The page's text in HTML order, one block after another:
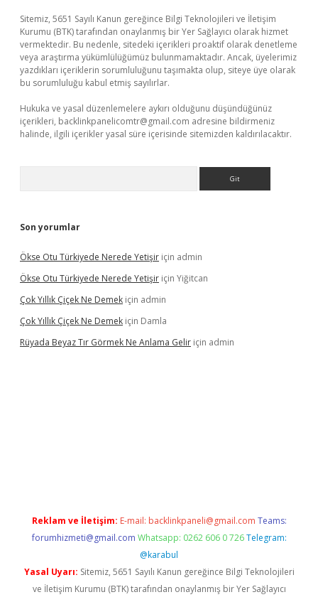
Sitemiz, 5651 Sayılı Kanun gereğince Bilgi Teknolojileri ve İletişim
Kurumu (BTK) tarafından onaylanmış bir Yer Sağlayıcı olarak hizmet
vermektedir. Bu nedenle, sitedeki içerikleri proaktif olarak denetleme
veya araştırma yükümlülüğümüz bulunmamaktadır. Ancak, üyelerimiz
yazdıkları içeriklerin sorumluluğunu taşımakta olup, siteye üye olarak
bu sorumluluğu kabul etmiş sayılırlar.
Hukuka ve yasal düzenlemelere aykırı olduğunu düşündüğünüz
içerikleri, backlinkpanelicomtr@gmail.com adresine bildirmeniz
halinde, ilgili içerikler yasal süre içerisinde sitemizden kaldırılacaktır.
Son yorumlar
Ökse Otu Türkiyede Nerede Yetişir için admin
Ökse Otu Türkiyede Nerede Yetişir için Yiğitcan
Çok Yıllık Çiçek Ne Demek için admin
Çok Yıllık Çiçek Ne Demek için Damla
Rüyada Beyaz Tır Görmek Ne Anlama Gelir için admin
Reklam ve İletişim: E-mail: backlinkpaneli@gmail.com Teams:
forumhizmeti@gmail.com Whatsapp: 0262 606 0 726 Telegram:
@karabul
Yasal Uyarı: Sitemiz, 5651 Sayılı Kanun gereğince Bilgi Teknolojileri
ve İletişim Kurumu (BTK) tarafından onaylanmış bir Yer Sağlayıcı